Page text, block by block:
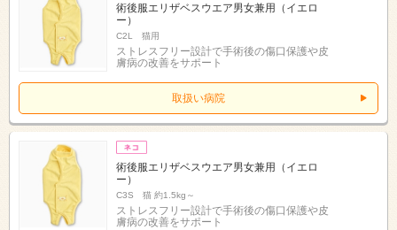
術後服エリザベスウエア男女兼用（イエロ
ー）
C2L 猫用
ストレスフリー設計で手術後の傷口保護や皮
膚病の改善をサポート
取扱い病院
術後服エリザベスウエア男女兼用（イエロ
ー）
C3S 猫 約1.5kg～
ストレスフリー設計で手術後の傷口保護や皮
膚病の改善をサポート